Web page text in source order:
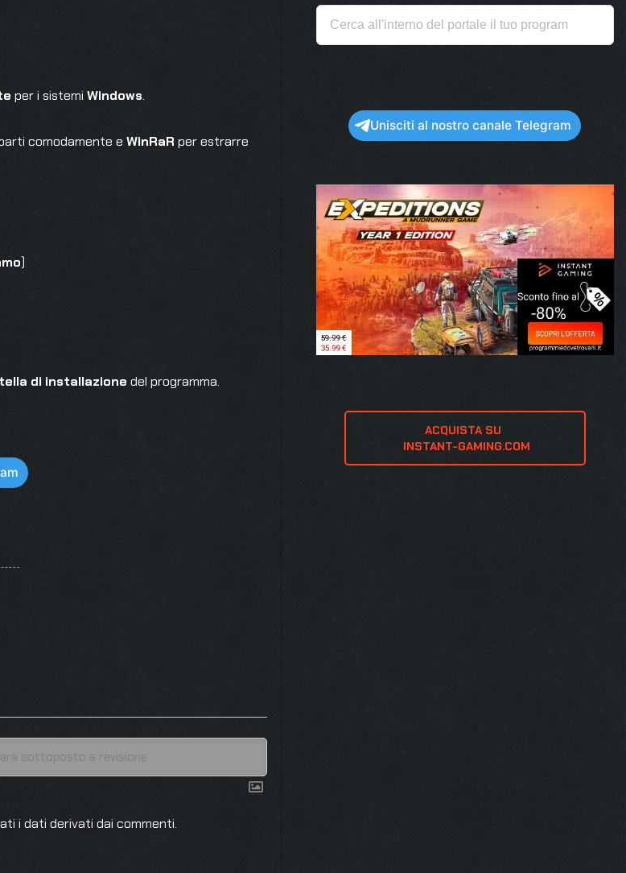
per i sistemi Windows.
comodamente e WinRaR per estrarre
)
di installazione del programma.
i dati derivati dai commenti.
Unisciti al nostro canale Telegram
ACQUISTA SU
INSTANT-GAMING.COM